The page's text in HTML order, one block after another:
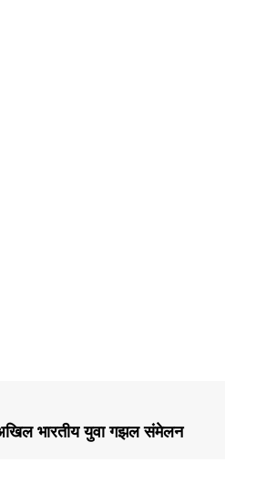
भारतीय युवा गझल संमेलन